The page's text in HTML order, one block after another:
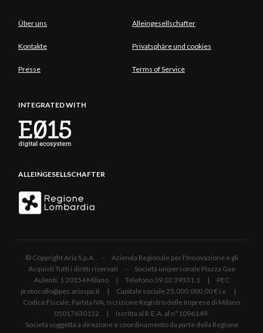
Über uns Alleingesellschafter
Kontakte Privatsphäre und cookies
Presse Terms of Service
INTEGRATED WITH
ALLEINGESELLSCHAFTER
© Copyright Aria S.p.A. - Azienda Regionale per l'Innovazione e gli
Acquisti Tutti i diritti riservati - Società unipersonale Piazza Gae
Aulenti, 1 20154 Milano | Telefono 39.02 39331.1 | PEC
protocollo@pec.ariaspa.it | Capitale sociale 25.000.000,00 € i.v. |
Codice Fiscale, Partita IVA, Iscrizione Registro delle Imprese di Milano
05017630152 | Iscritta al R.E.A. al n°1096149.
Società soggetta a direzione e coordinamento da parte della Regione